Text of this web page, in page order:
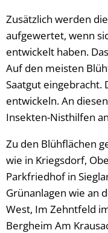
Zusätzlich werden
aufgewertet, wenn
entwickelt haben.
Auf den meisten
Saatgut eingebracht.
entwickeln. An
Insekten-Nisthilfen
Zu den Blühflächen
wie in Kriegsdorf,
Parkfriedhof in
Grünanlagen wie an
West, Im Zehntfeld
Bergheim Am